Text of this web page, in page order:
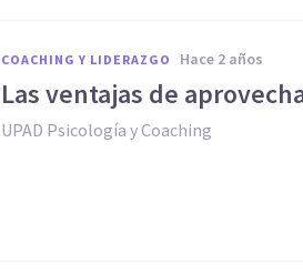
COACHING Y LIDERAZGO hace 2 años
Las ventajas de
UPAD Psicología y Coaching